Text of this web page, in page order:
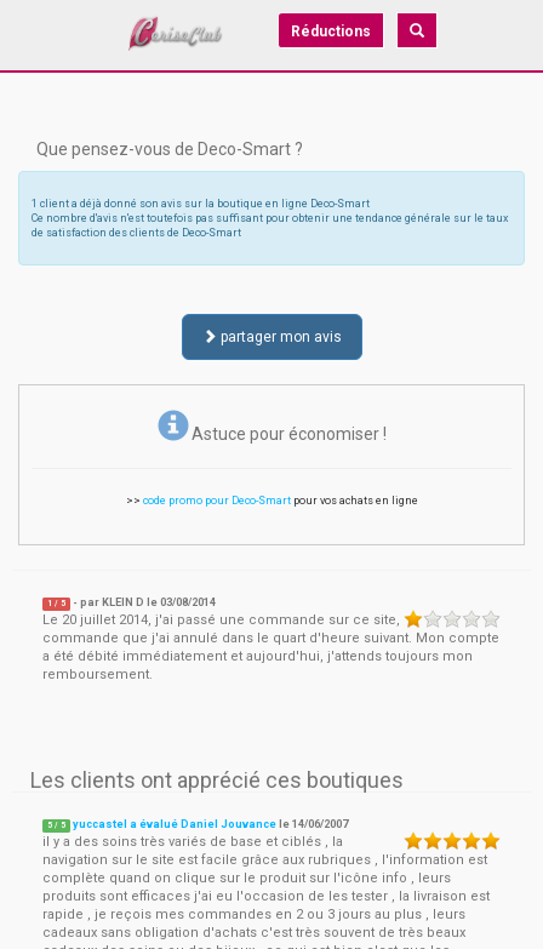
Réductions
Que pensez-vous de Deco-Smart ?
1 client a déjà donné son avis sur la boutique en ligne Deco-Smart
Ce nombre d'avis n'est toutefois pas suffisant pour obtenir une tendance générale sur le taux
de satisfaction des clients de Deco-Smart
partager mon avis
Astuce pour économiser !
>> code promo pour Deco-Smartpour vos achats en ligne
1 / 5 - par KLEIN D le03/08/2014
Le 20 juillet 2014, j'ai passé une commande sur ce site,
commande que j'ai annulé dans le quart d'heure suivant. Mon compte
a été débité immédiatement et aujourd'hui, j'attends toujours mon
remboursement.
Les clients ont apprécié ces boutiques
5 / 5 yuccastel a évalué Daniel Jouvance le14/06/2007
il y a des soins très variés de base et ciblés , la
navigation sur le site est facile grâce aux rubriques , l'information est
complète quand on clique sur le produit sur l'icône info , leurs
produits sont efficaces j'ai eu l'occasion de les tester , la livraison est
rapide , je reçois mes commandes en 2 ou 3 jours au plus , leurs
cadeaux sans obligation d'achats c'est très souvent de très beaux